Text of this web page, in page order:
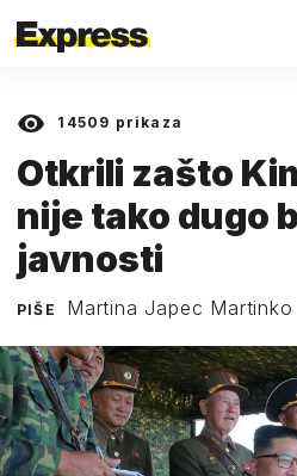
14509 prikaza
Otkrili zašto
nije tako dugo
javnosti
PIŠE Martina Japec Martinko